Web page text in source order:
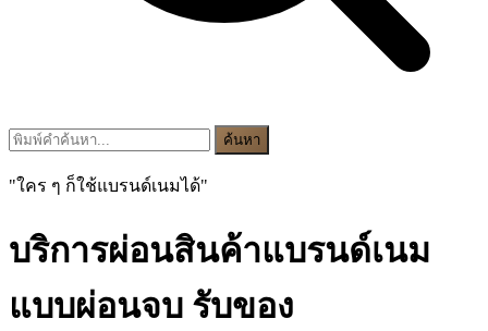
ค้นหา
"ใคร ๆ ก็ใช้แบรนด์เนมได้"
บริการผ่อนสินค้าแบรนด์เนม
แบบผ่อนจบ รับของ